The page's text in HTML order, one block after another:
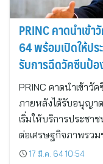
PRINC คาดนำเข้
64 พร้อมเปิดให้ปร
รับการฉีดวัคซีนป้
PRINC คาดนำเข้าวั
ภายหลังได้รับอนุญาต
เริ่มให้บริการประช
ต่อเศรษฐกิจภาพรว
17 มี.ค. 64 10:54